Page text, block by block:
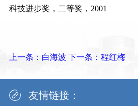
科技进步奖，二等奖， 2001
上一条： 白海波 下一条： 程红梅
友情链接：